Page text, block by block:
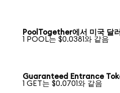
PoolTogether에서 미국 달러
1 POOL는 $0.0381와 같음
Guaranteed Entrance
1 GET는 $0.0701와 같음